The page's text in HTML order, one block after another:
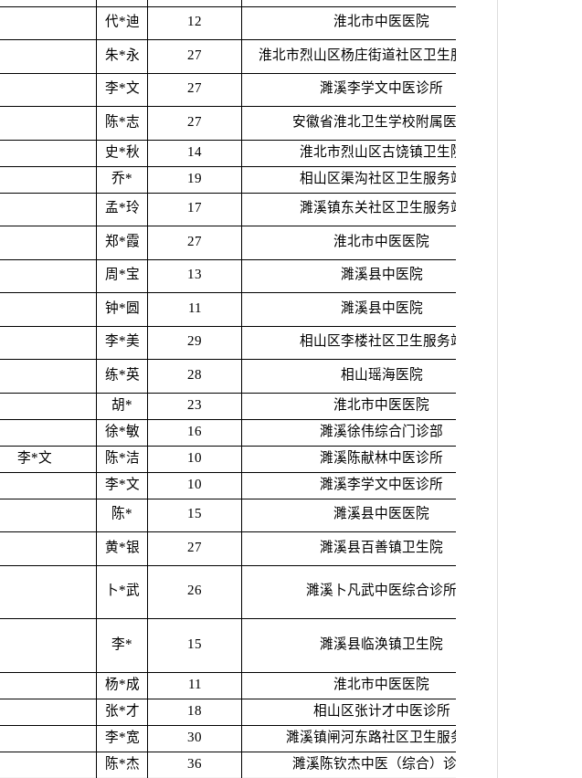
代*迪 12 淮北市中医医院
朱*永 27 淮北市烈山区杨庄街道社区卫生服务中心
李*文 27 濉溪李学文中医诊所
陈*志 27 安徽省淮北卫生学校附属医院
史*秋 14
淮北市烈山区古饶镇卫生院
乔*
19 相山区渠沟社区卫生服务站
孟*玲 17 濉溪镇东关社区卫生服务站
郑*霞 27 淮北市中医医院
周*宝 13 濉溪县中医院
钟*圆 11 濉溪县中医院
李*美 29 相山区李楼社区卫生服务站
练*英 28 相山瑶海医院
胡* 23
淮北市中医医院
徐*敏
16 濉溪徐伟综合门诊部
李*文 陈*洁 10
濉溪陈献林中医诊所
李*文
10 濉溪李学文中医诊所
陈* 15 濉溪县中医医院
黄*银 27 濉溪县百善镇卫生院
卜*武 26 濉溪卜凡武中医综合诊所
李* 15 濉溪县临涣镇卫生院
杨*成 11
淮北市中医医院
张*才
18 相山区张计才中医诊所
李*宽 30
濉溪镇闸河东路社区卫生服务站
陈*杰
36 濉溪陈钦杰中医（综合）诊所